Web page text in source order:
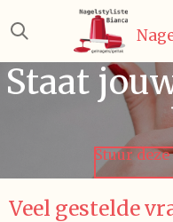
direct
naar
de
Staat
Stuur
Veel gestelde